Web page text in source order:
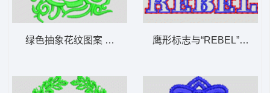
绿色抽象花纹图案 抽象曲线 鹰形标志与“REBEL”字样